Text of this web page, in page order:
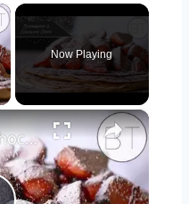
Now Playing
×
Strawberry & Chocolate Crepe "Cake"